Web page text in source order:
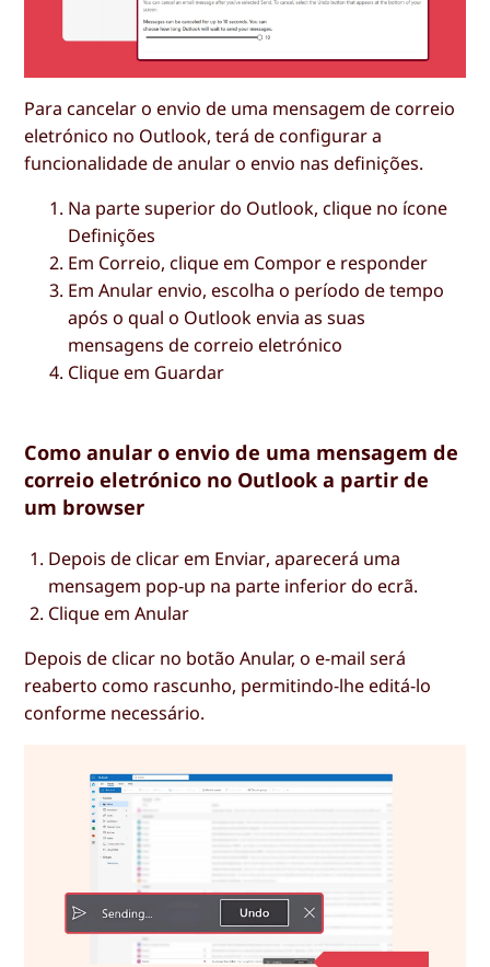
Para cancelar o envio de uma mensagem de correio
eletrónico no Outlook, terá de configurar a
funcionalidade de anular o envio nas definições.
Na parte superior do Outlook, clique no ícone
Definições
Em Correio, clique em Compor e responder
Em Anular envio, escolha o período de tempo
após o qual o Outlook envia as suas
mensagens de correio eletrónico
Clique em Guardar
Como anular o envio de uma mensagem de
correio eletrónico no Outlook a partir de
um browser
Depois de clicar em Enviar, aparecerá uma
mensagem pop-up na parte inferior do ecrã.
Clique emAnular
Depois de clicar no botão Anular, o e-mail será
reaberto como rascunho, permitindo-lhe editá-lo
conforme necessário.